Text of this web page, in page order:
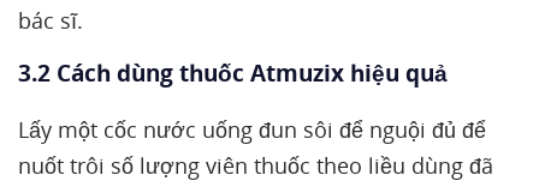
bác sĩ.
3.2 Cách dùng thuốc Atmuzix hiệu quả
Lấy một cốc nước uống đun sôi để nguội đủ để
nuốt trôi số lượng viên thuốc theo liều dùng đã